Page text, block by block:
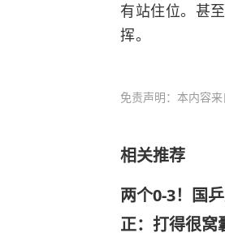
有站住位。甚
挥。
免责声明：本内容
相关推荐
两个0-3！国
正：打得很窝